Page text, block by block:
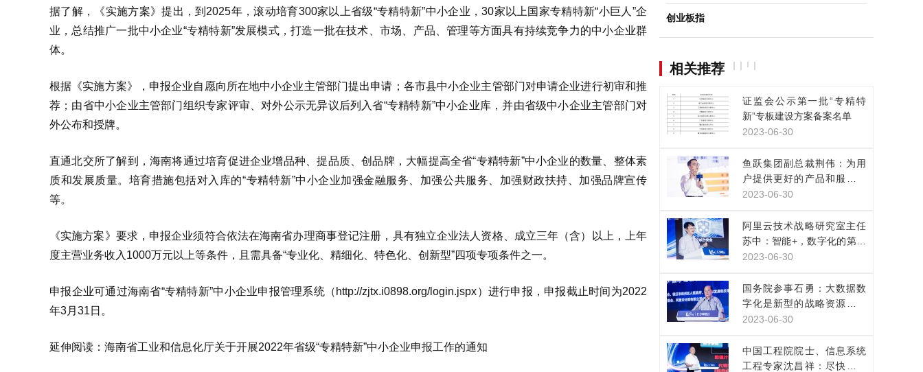
据了解，《实施方案》提出，到2025年，滚动培育300家以上省级“专精特新”中小企业，30家以上国家专精特新“小巨人”企
业，总结推广一批中小企业“专精特新”发展模式，打造一批在技术、市场、产品、管理等方面具有持续竞争力的中小企业群
体。
根据《实施方案》，申报企业自愿向所在地中小企业主管部门提出申请；各市县中小企业主管部门对申请企业进行初审和推
荐；由省中小企业主管部门组织专家评审、对外公示无异议后列入省“专精特新”中小企业库，并由省级中小企业主管部门对
外公布和授牌。
直通北交所了解到，海南将通过培育促进企业增品种、提品质、创品牌，大幅提高全省“专精特新”中小企业的数量、整体素
质和发展质量。培育措施包括对入库的“专精特新”中小企业加强金融服务、加强公共服务、加强财政扶持、加强品牌宣传
等。
《实施方案》要求，申报企业须符合依法在海南省办理商事登记注册，具有独立企业法人资格、成立三年（含）以上，上年
度主营业务收入1000万元以上等条件，且需具备“专业化、精细化、特色化、创新型”四项专项条件之一。
申报企业可通过海南省“专精特新”中小企业申报管理系统（http://zjtx.i0898.org/login.jspx）进行申报，申报截止时间为2022
年3月31日。
延伸阅读：海南省工业和信息化厅关于开展2022年省级“专精特新”中小企业申报工作的通知
创业板指
相关推荐
证监会公示第一批“专精特
新”专板建设方案备案名单
2023-06-30
鱼跃集团副总裁荆伟：为用
户提供更好的产品和服务，
是数实融合的目的
2023-06-30
阿里云技术战略研究室主任
苏中：智能+，数字化的第三
次浪潮已经来临
2023-06-30
国务院参事石勇：大数据数
字化是新型的战略资源，正
改变人类生产生活方式
2023-06-30
中国工程院院士、信息系统
工程专家沈昌祥：尽快构建